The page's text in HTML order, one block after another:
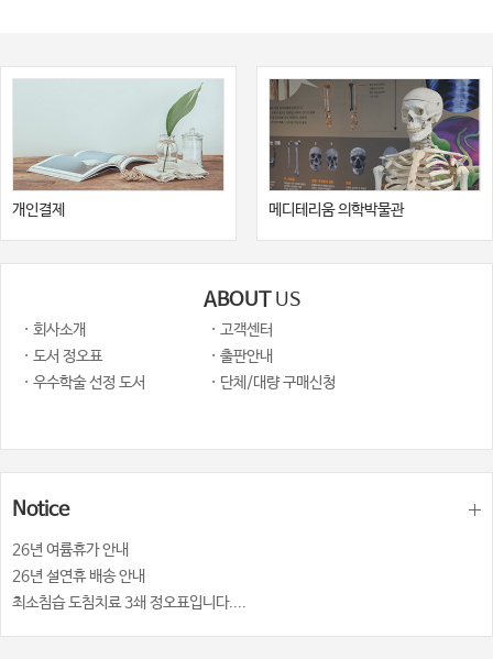
개인결제 메디테리움 의학박물관
ABOUT US
· 회사소개
· 고객센터
· 도서 정오표
· 출판안내
· 우수학술 선정 도서
· 단체/대량 구매신청
Notice
26년 여륨휴가 안내
26년 설연휴 배송 안내
최소침습 도침치료 3쇄 정오표입니다....